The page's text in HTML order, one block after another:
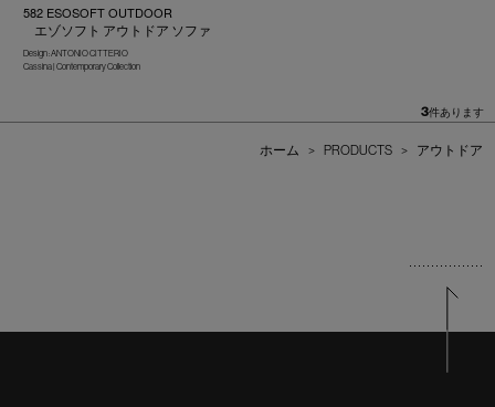
582 ESOSOFT OUTDOOR
エゾソフト アウトドア ソファ
Design : ANTONIO CITTERIO
Cassina | Contemporary Collection
3件あります
ホーム > PRODUCTS > アウトドア